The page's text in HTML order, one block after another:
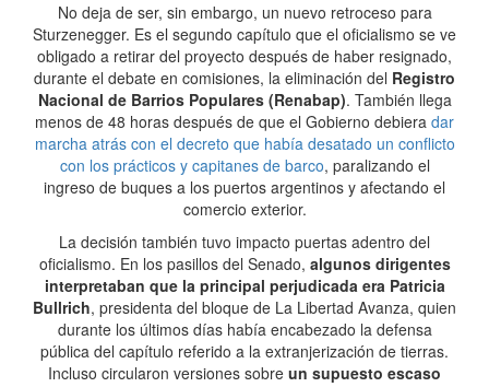
No deja de ser, sin embargo, un nuevo retroceso para
Sturzenegger. Es el segundo capítulo que el oficialismo se ve
obligado a retirar del proyecto después de haber resignado,
durante el debate en comisiones, la eliminación del Registro
Nacional de Barrios Populares (Renabap). También llega
menos de 48 horas después de que el Gobierno debiera dar
marcha atrás con el decreto que había desatado un conflicto
con los prácticos y capitanes de barco, paralizando el
ingreso de buques a los puertos argentinos y afectando el
comercio exterior.
La decisión también tuvo impacto puertas adentro del
oficialismo. En los pasillos del Senado, algunos dirigentes
interpretaban que la principal perjudicada era Patricia
Bullrich, presidenta del bloque de La Libertad Avanza, quien
durante los últimos días había encabezado la defensa
pública del capítulo referido a la extranjerización de tierras.
Incluso circularon versiones sobre un supuesto escaso